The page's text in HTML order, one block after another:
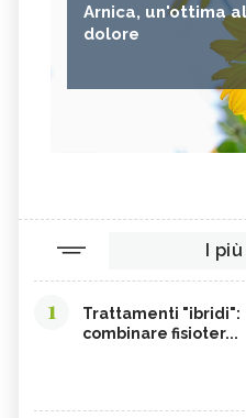
Arnica, un'ottima
dolore
I
1
Trattamenti "ibridi":
combinare fisioter...